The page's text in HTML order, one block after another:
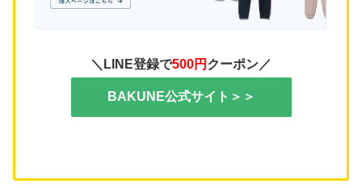
＼LINE登録で500円 クーポン／
BAKUNE公式サイト＞＞